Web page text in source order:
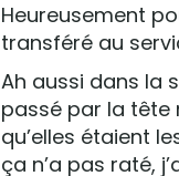
Heureusement
transféré au
Ah aussi dans la
passé par la tête
qu’elles étaient
ça n’a pas raté,